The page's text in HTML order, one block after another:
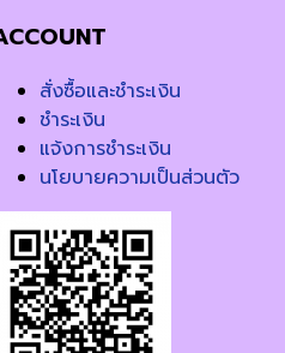
สั่งซื้อและชำระเงิน
ชำระเงิน
แจ้งการชำระเงิน
นโยบายความเป็นส่วนตัว